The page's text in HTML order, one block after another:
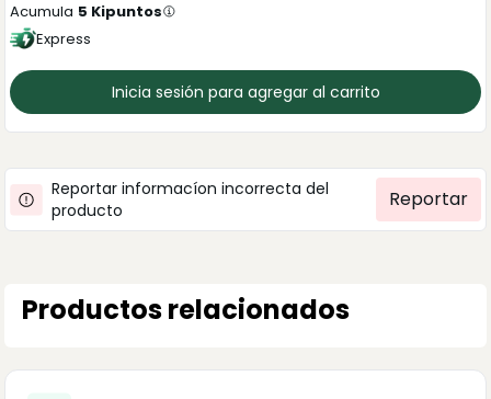
Acumula 5 Kipuntos
Express
Inicia sesión para agregar al carrito
Reportar informacíon incorrecta del
producto
Reportar
Productos relacionados